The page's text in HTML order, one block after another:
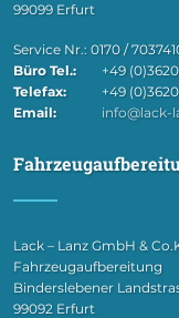
99099 Erfurt
Service Nr.: 0170 /
Büro Tel.:
+49
Telefax:
+49
Email:
info@lack-
Lack – Lanz GmbH &
Fahrzeugaufbereitung
Binderslebener
99092 Erfurt